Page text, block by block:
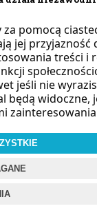
pomocą
jej przyjazność
treści i
jeśli nie
będą widoczne,